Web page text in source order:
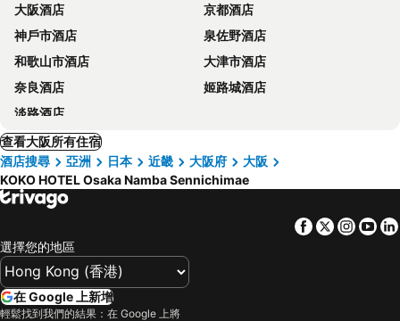
大阪酒店
京都酒店
神戶市酒店
泉佐野酒店
和歌山市酒店
大津市酒店
奈良酒店
姬路城酒店
淡路酒店
查看大阪所有住宿
酒店搜尋
亞洲 日本 近畿 大阪府
大阪
KOKO HOTEL Osaka Namba Sennichimae
Facebook
Twitter
選擇您的地區
在 Google 上新增
輕鬆找到我們的結果：在 Google 上將